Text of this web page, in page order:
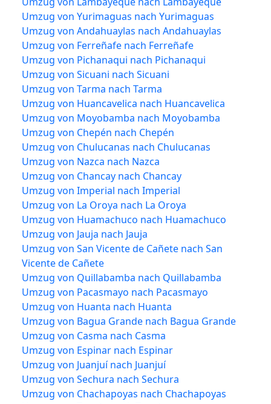
Umzug von Yurimaguas nach Yurimaguas
Umzug von Andahuaylas nach Andahuaylas
Umzug von Ferreñafe nach Ferreñafe
Umzug von Pichanaqui nach Pichanaqui
Umzug von Sicuani nach Sicuani
Umzug von Tarma nach Tarma
Umzug von Huancavelica nach Huancavelica
Umzug von Moyobamba nach Moyobamba
Umzug von Chepén nach Chepén
Umzug von Chulucanas nach Chulucanas
Umzug von Nazca nach Nazca
Umzug von Chancay nach Chancay
Umzug von Imperial nach Imperial
Umzug von La Oroya nach La Oroya
Umzug von Huamachuco nach Huamachuco
Umzug von Jauja nach Jauja
Umzug von San Vicente de Cañete nach San
Vicente de Cañete
Umzug von Quillabamba nach Quillabamba
Umzug von Pacasmayo nach Pacasmayo
Umzug von Huanta nach Huanta
Umzug von Bagua Grande nach Bagua Grande
Umzug von Casma nach Casma
Umzug von Espinar nach Espinar
Umzug von Juanjuí nach Juanjuí
Umzug von Sechura nach Sechura
Umzug von Chachapoyas nach Chachapoyas